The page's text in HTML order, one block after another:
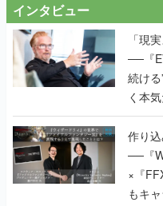
インタビュー
「現
──『
続け
く本
作り
──『
×『
もキ